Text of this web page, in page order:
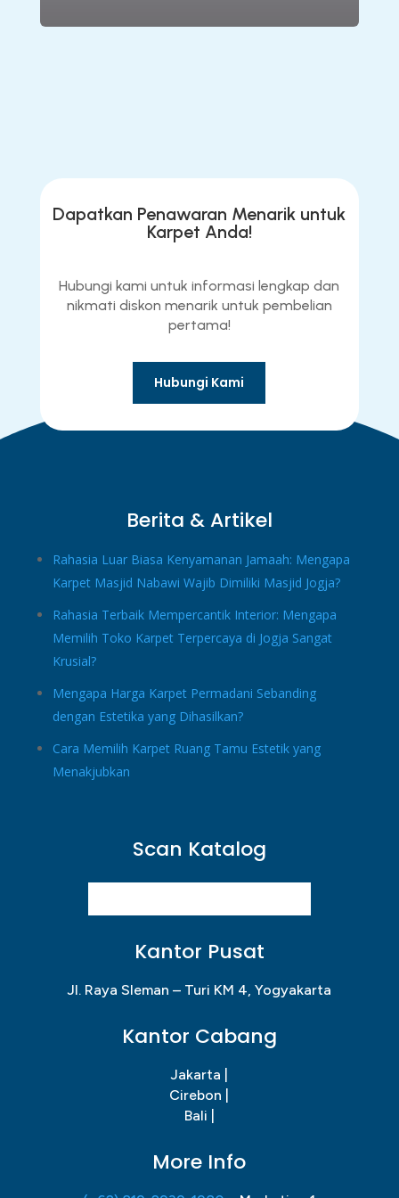
Dapatkan Penawaran Menarik untuk
Karpet Anda!
Hubungi kami untuk informasi lengkap dan
nikmati diskon menarik untuk pembelian
pertama!
Hubungi Kami
Berita & Artikel
Rahasia Luar Biasa Kenyamanan Jamaah: Mengapa
Karpet Masjid Nabawi Wajib Dimiliki Masjid Jogja?
Rahasia Terbaik Mempercantik Interior: Mengapa
Memilih Toko Karpet Terpercaya di Jogja Sangat
Krusial?
Mengapa Harga Karpet Permadani Sebanding
dengan Estetika yang Dihasilkan?
Cara Memilih Karpet Ruang Tamu Estetik yang
Menakjubkan
Scan Katalog
Kantor Pusat
Jl. Raya Sleman – Turi KM 4, Yogyakarta
Kantor Cabang
Jakarta |
Cirebon |
Bali |
More Info